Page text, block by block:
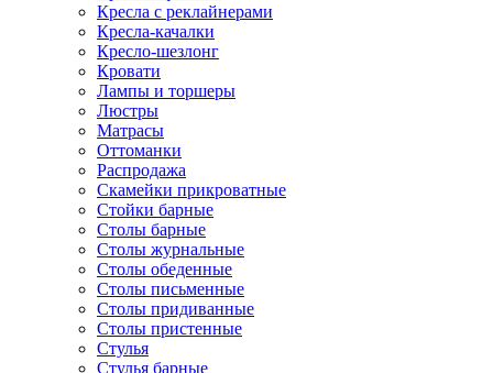
Кресла с реклайнерами
Кресла-качалки
Кресло-шезлонг
Кровати
Лампы и торшеры
Люстры
Матрасы
Оттоманки
Распродажа
Скамейки прикроватные
Стойки барные
Столы барные
Столы журнальные
Столы обеденные
Столы письменные
Столы придиванные
Столы пристенные
Стулья
Стулья барные